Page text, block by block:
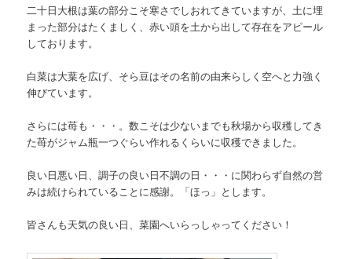
二十日大根は葉の部分こそ寒さでしおれてきていますが、土に埋
まった部分はたくましく、赤い頭を土から出して存在をアピール
しております。
白菜は大葉を広げ、そら豆はその名前の由来らしく空へと力強く
伸びています。
さらには苺も・・・。数こそは少ないまでも秋場から収穫してき
た苺がジャム瓶一つぐらい作れるくらいに収穫できました。
良い日悪い日、調子の良い日不調の日・・・に関わらず自然の営
みは続けられていることに感謝。「ほっ」とします。
皆さんも天気の良い日、菜園へいらっしゃってください！